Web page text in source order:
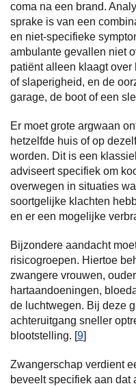
coma na een brand.
sprake is van een
en niet-specifieke
ambulante gevallen niet
patiënt alleen klaagt
of slaperigheid, en de
garage, de boot of een
Er moet grote argwaan
hetzelfde huis of op
worden. Dit is een
adviseert specifiek om
overwegen in situaties
soortgelijke klachten
en er een mogelijke
Bijzondere aandacht
risicogroepen. Hiertoe
zwangere vrouwen,
hartaandoeningen,
de luchtwegen. Bij deze
achteruitgang sneller
blootstelling. [9]
Zwangerschap verdient
beveelt specifiek aan dat